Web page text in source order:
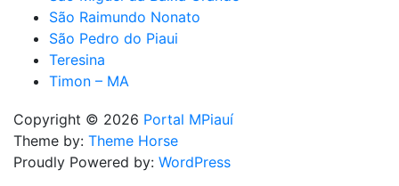
São Raimundo Nonato
São Pedro do Piaui
Teresina
Timon – MA
Copyright © 2026 Portal MPiauí
Theme by: Theme Horse
Proudly Powered by: WordPress